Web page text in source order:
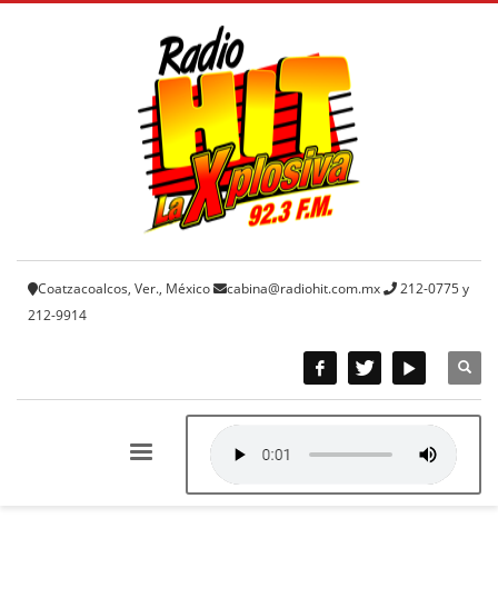
Coatzacoalcos, Ver., México cabina@radiohit.com.mx
212-0775 y
212-9914